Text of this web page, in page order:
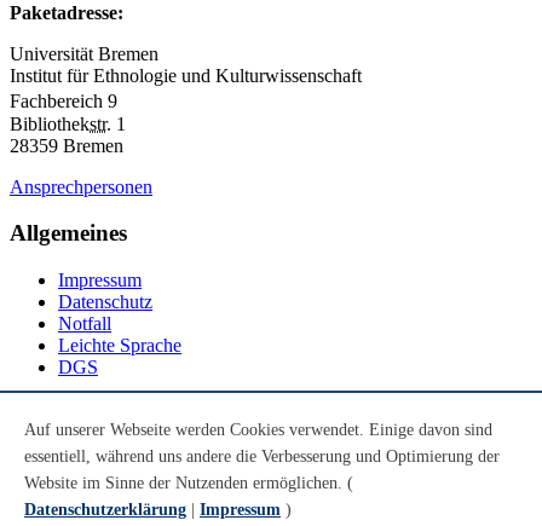
Paketadresse:
Universität Bremen
Institut für Ethnologie und Kulturwissenschaft
Fachbereich 9
Bibliothekstr. 1
28359 Bremen
Ansprechpersonen
Allgemeines
Impressum
Datenschutz
Notfall
Leichte Sprache
DGS
Youtube
Instagram
LinkedIn
Auf unserer Webseite werden Cookies verwendet. Einige davon sind
essentiell, während uns andere die Verbesserung und Optimierung der
Website im Sinne der Nutzenden ermöglichen. (
Datenschutzerklärung
Impressum )